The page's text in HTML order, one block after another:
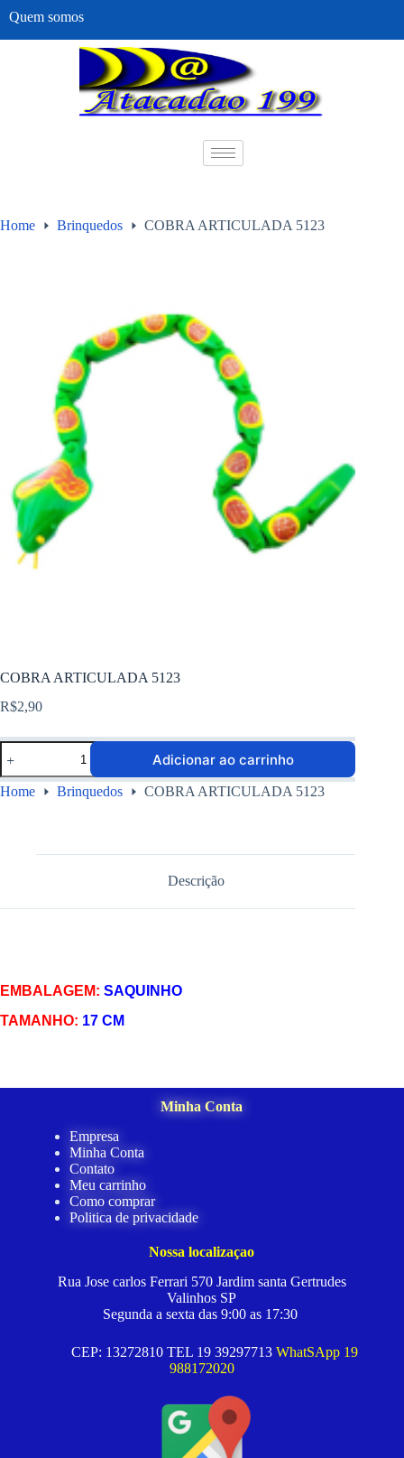
Quem somos
Home Brinquedos COBRA ARTICULADA 5123
COBRA ARTICULADA 5123
R$2,90
Adicionar ao carrinho
Home Brinquedos COBRA ARTICULADA 5123
Descrição
EMBALAGEM: SAQUINHO
TAMANHO: 17 CM
Minha Conta
Empresa
Minha Conta
Contato
Meu carrinho
Como comprar
Politica de privacidade
Nossa localizaçao
Rua Jose carlos Ferrari 570 Jardim santa Gertrudes
Valinhos SP
Segunda a sexta das 9:00 as 17:30
CEP: 13272810 TEL 19 39297713 WhatSApp 19
988172020